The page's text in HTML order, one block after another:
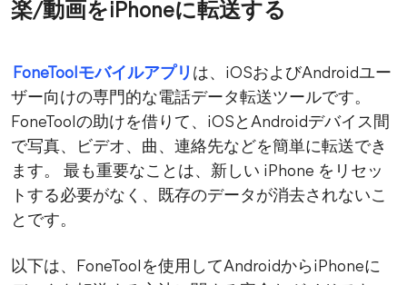
楽/動画をiPhoneに転送する
FoneToolモバイルアプリ は、iOSおよびAndroidユー
ザー向けの専門的な電話データ転送ツールです。
FoneToolの助けを借りて、iOSとAndroidデバイス間
で写真、ビデオ、曲、連絡先などを簡単に転送でき
ます。 最も重要なことは、新しい iPhone をリセッ
トする必要がなく、既存のデータが消去されないこ
とです。
以下は、FoneToolを使用してAndroidからiPhoneに